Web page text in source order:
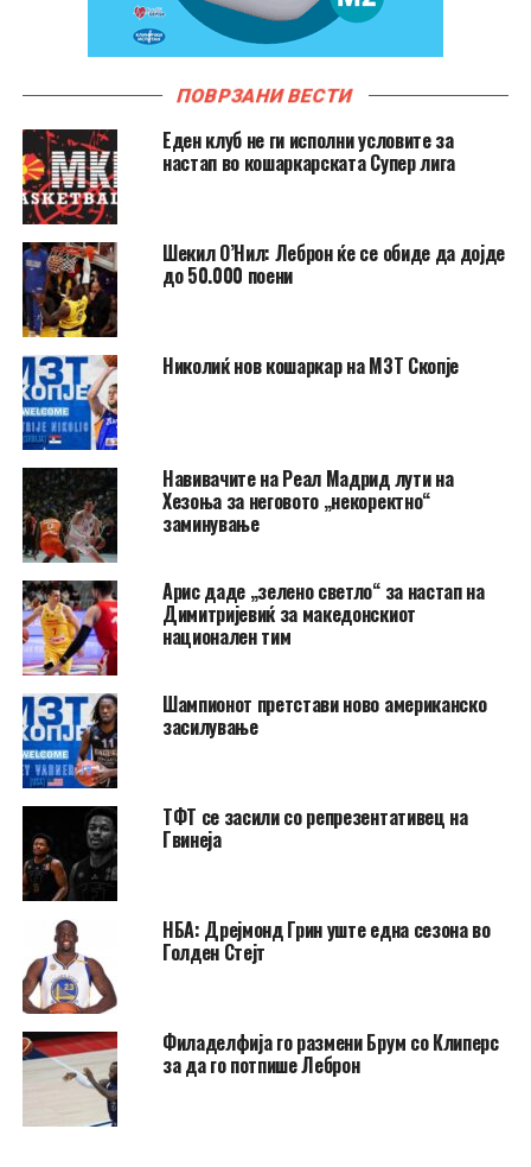
ПОВРЗАНИ ВЕСТИ
Еден клуб не ги исполни условите за
настап во кошаркарската Супер лига
Шекил О’Нил: Леброн ќе се обиде да дојде
до 50.000 поени
Николиќ нов кошаркар на МЗТ Скопје
Навивачите на Реал Мадрид лути на
Хезоња за неговото „некоректно“
заминување
Арис даде „зелено светло“ за настап на
Димитријевиќ за македонскиот
национален тим
Шампионот претстави ново американско
засилување
ТФТ се засили со репрезентативец на
Гвинеја
НБА: Дрејмонд Грин уште една сезона во
Голден Стејт
Филаделфија го размени Брум со Клиперс
за да го потпише Леброн